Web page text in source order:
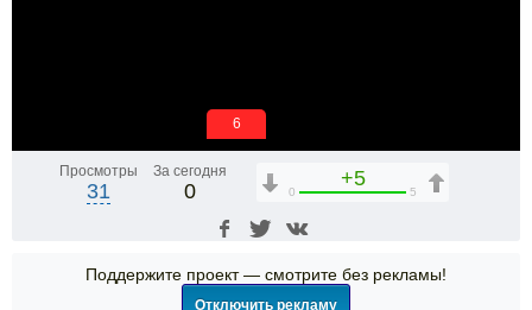
5
Просмотры
31
За сегодня
0
+5
0 5
Поддержите проект — смотрите без рекламы!
Отключить рекламу